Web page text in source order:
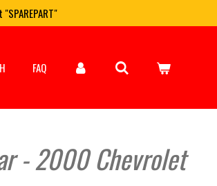
FAQ
- 2000 Chevrolet